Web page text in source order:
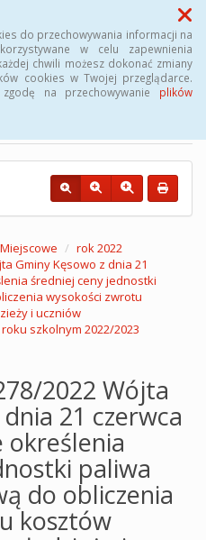
do przechowywania informacji na
w celu zapewnienia
chwili możesz dokonać zmiany
cookies w Twojej przeglądarce.
na przechowywanie plików
Menu
Kęsowo
rok 2022
Gminy Kęsowo z dnia 21
średniej ceny jednostki
wysokości zwrotu
i uczniów
szkolnym 2022/2023
2022 Wójta
21 czerwca
określenia
paliwa
do obliczenia
kosztów